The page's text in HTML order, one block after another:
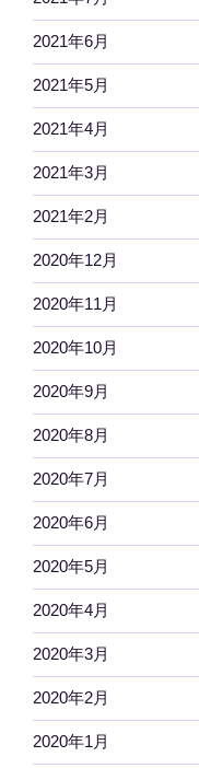
2021年6月
2021年5月
2021年4月
2021年3月
2021年2月
2020年12月
2020年11月
2020年10月
2020年9月
2020年8月
2020年7月
2020年6月
2020年5月
2020年4月
2020年3月
2020年2月
2020年1月